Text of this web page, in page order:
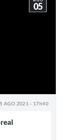
AGO 2021 - 17h40
05